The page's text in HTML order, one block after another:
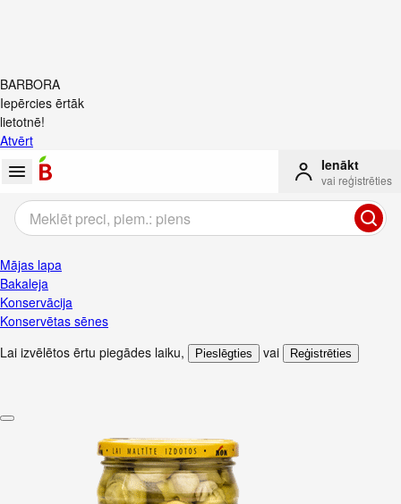
BARBORA
Iepērcies ērtāk
lietotnē!
Atvērt
Ienākt
vai reģistrēties
Mājas lapa
Bakaleja
Konservācija
Konservētas sēnes
Lai izvēlētos ērtu piegādes laiku, Pieslēgties vai Reģistrēties